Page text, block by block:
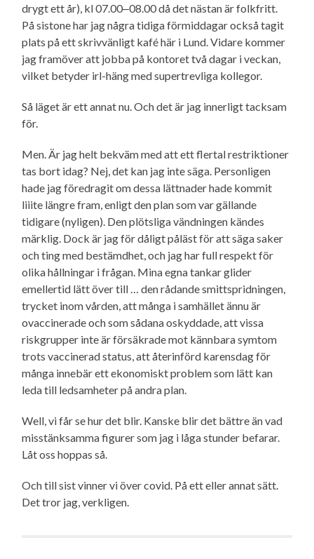
drygt ett år), kl 07.00‒08.00 då det nästan är folkfritt.
På sistone har jag några tidiga förmiddagar också tagit
plats på ett skrivvänligt kafé här i Lund. Vidare kommer
jag framöver att jobba på kontoret två dagar i veckan,
vilket betyder irl-häng med supertrevliga kollegor.
Så läget är ett annat nu. Och det är jag innerligt tacksam
för.
Men. Är jag helt bekväm med att ett flertal restriktioner
tas bort idag? Nej, det kan jag inte säga. Personligen
hade jag föredragit om dessa lättnader hade kommit
liiite längre fram, enligt den plan som var gällande
tidigare (nyligen). Den plötsliga vändningen kändes
märklig. Dock är jag för dåligt påläst för att säga saker
och ting med bestämdhet, och jag har full respekt för
olika hållningar i frågan. Mina egna tankar glider
emellertid lätt över till … den rådande smittspridningen,
trycket inom vården, att många i samhället ännu är
ovaccinerade och som sådana oskyddade, att vissa
riskgrupper inte är försäkrade mot kännbara symtom
trots vaccinerad status, att återinförd karensdag för
många innebär ett ekonomiskt problem som lätt kan
leda till ledsamheter på andra plan.
Well, vi får se hur det blir. Kanske blir det bättre än vad
misstänksamma figurer som jag i låga stunder befarar.
Låt oss hoppas så.
Och till sist vinner vi över covid. På ett eller annat sätt.
Det tror jag, verkligen.